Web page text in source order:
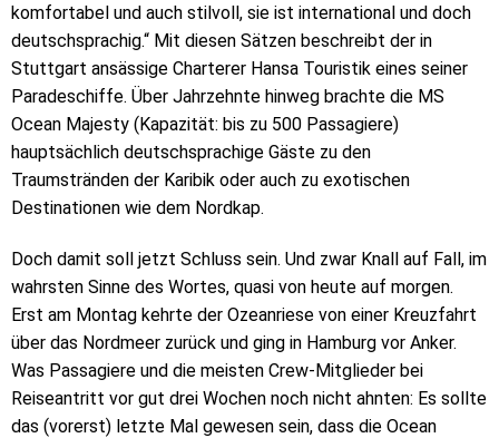
komfortabel und auch stilvoll, sie ist international und doch
deutschsprachig.“ Mit diesen Sätzen beschreibt der in
Stuttgart ansässige Charterer Hansa Touristik eines seiner
Paradeschiffe. Über Jahrzehnte hinweg brachte die MS
Ocean Majesty (Kapazität: bis zu 500 Passagiere)
hauptsächlich deutschsprachige Gäste zu den
Traumstränden der Karibik oder auch zu exotischen
Destinationen wie dem Nordkap.
Doch damit soll jetzt Schluss sein. Und zwar Knall auf Fall, im
wahrsten Sinne des Wortes, quasi von heute auf morgen.
Erst am Montag kehrte der Ozeanriese von einer Kreuzfahrt
über das Nordmeer zurück und ging in Hamburg vor Anker.
Was Passagiere und die meisten Crew-Mitglieder bei
Reiseantritt vor gut drei Wochen noch nicht ahnten: Es sollte
das (vorerst) letzte Mal gewesen sein, dass die Ocean